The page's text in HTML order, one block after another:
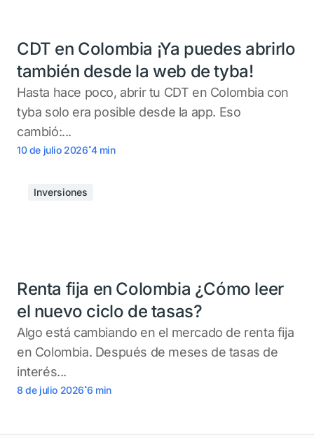
CDT en Colombia ¡Ya puedes abrirlo
también desde la web de tyba!
Hasta hace poco, abrir tu CDT en Colombia con
tyba solo era posible desde la app. Eso
cambió:...
10 de julio 2026.4 min
Inversiones
Renta fija en Colombia ¿Cómo leer
el nuevo ciclo de tasas?
Algo está cambiando en el mercado de renta fija
en Colombia. Después de meses de tasas de
interés...
8 de julio 2026.6 min